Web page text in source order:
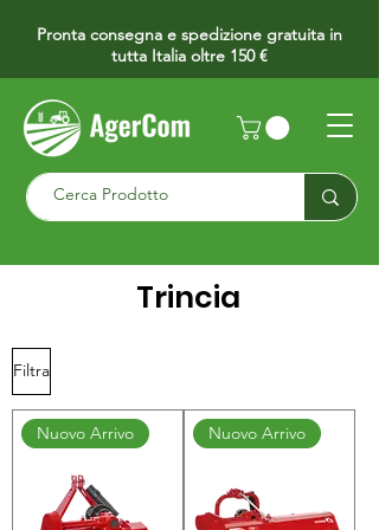
Pronta consegna e spedizione gratuita in
tutta Italia oltre 150 €
Trincia
Filtra
Nuovo Arrivo Nuovo Arrivo